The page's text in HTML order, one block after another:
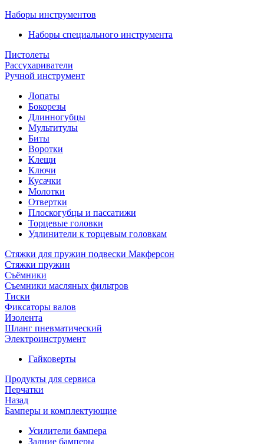
Наборы инструментов
Наборы специального инструмента
Пистолеты
Рассухариватели
Ручной инструмент
Лопаты
Бокорезы
Длинногубцы
Мультитулы
Биты
Воротки
Клещи
Ключи
Кусачки
Молотки
Отвертки
Плоскогубцы и пассатижи
Торцевые головки
Удлинители к торцевым головкам
Стяжки для пружин подвески Макферсон
Стяжки пружин
Съёмники
Съемники масляных фильтров
Тиски
Фиксаторы валов
Изолента
Шланг пневматический
Электроинструмент
Гайковерты
Продукты для сервиса
Перчатки
Назад
Бамперы и комплектующие
Усилители бампера
Задние бамперы